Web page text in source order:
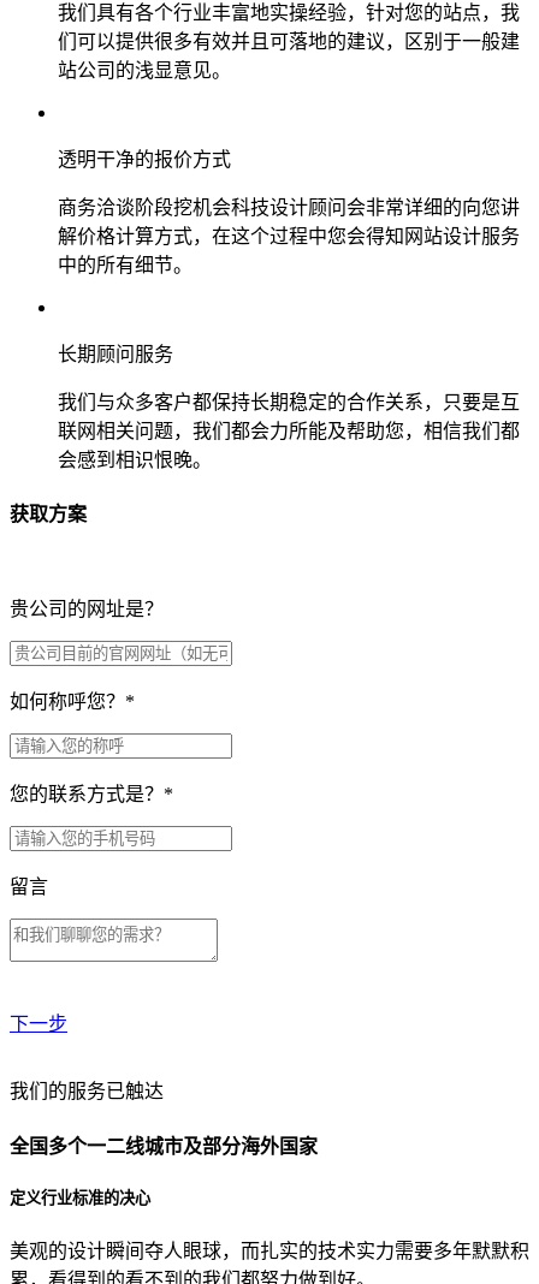
我们具有各个行业丰富地实操经验，针对您的站点，我
们可以提供很多有效并且可落地的建议，区别于一般建
站公司的浅显意见。
透明干净的报价方式
商务洽谈阶段挖机会科技设计顾问会非常详细的向您讲
解价格计算方式，在这个过程中您会得知网站设计服务
中的所有细节。
长期顾问服务
我们与众多客户都保持长期稳定的合作关系，只要是互
联网相关问题，我们都会力所能及帮助您，相信我们都
会感到相识恨晚。
获取方案
贵公司的网址是？
如何称呼您？ *
您的联系方式是？ *
留言
下一步
贵公司预算范围是？
贵公司的团队规模是？
目前主要的营销渠道是？
我们的服务已触达
全国多个一二线城市及部分海外国家
定义行业标准的决心
美观的设计瞬间夺人眼球，而扎实的技术实力需要多年默默积
累，看得到的看不到的我们都努力做到好。